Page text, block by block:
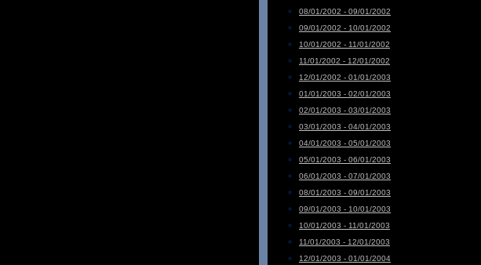
08/01/2002 - 09/01/2002
09/01/2002 - 10/01/2002
10/01/2002 - 11/01/2002
11/01/2002 - 12/01/2002
12/01/2002 - 01/01/2003
01/01/2003 - 02/01/2003
02/01/2003 - 03/01/2003
03/01/2003 - 04/01/2003
04/01/2003 - 05/01/2003
05/01/2003 - 06/01/2003
06/01/2003 - 07/01/2003
08/01/2003 - 09/01/2003
09/01/2003 - 10/01/2003
10/01/2003 - 11/01/2003
11/01/2003 - 12/01/2003
12/01/2003 - 01/01/2004